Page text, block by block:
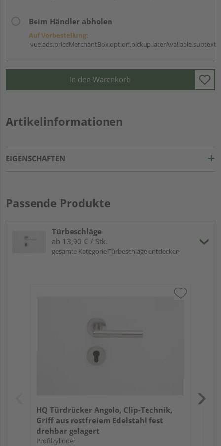
Beim Händler abholen
Auf Vorbestellung:
vue.ads.priceMerchantBox.option.pickup.laterAvailable.subtext
In den Warenkorb
Artikelinformationen
EIGENSCHAFTEN
Passende Produkte
Türbeschläge
ab 13,90 € / Stk.
gesamte Kategorie Türbeschläge entdecken
HQ Türdrücker Angolo, Clip-Technik,
Griff aus rostfreiem Edelstahl fest
drehbar gelagert
Profilzylinder